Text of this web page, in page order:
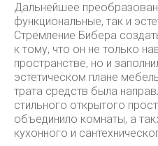
Дальнейшее
функциональные, так и
Стремление Бибера
к тому, что он не только
пространстве, но и
эстетическом плане
трата средств была
стильного открытого
объединило комнаты, а
кухонного и